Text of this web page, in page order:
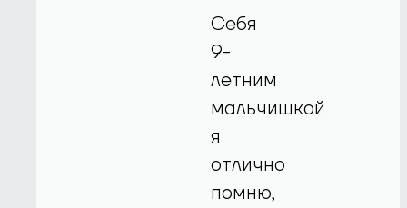
Себя
9-
летним
мальчишкой
я
отлично
помню,